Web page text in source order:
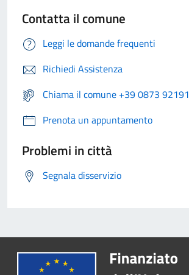
Contatta il comune
Leggi le domande frequenti
Richiedi Assistenza
Chiama il comune +39 0873 92191
Prenota un appuntamento
Problemi in città
Segnala disservizio